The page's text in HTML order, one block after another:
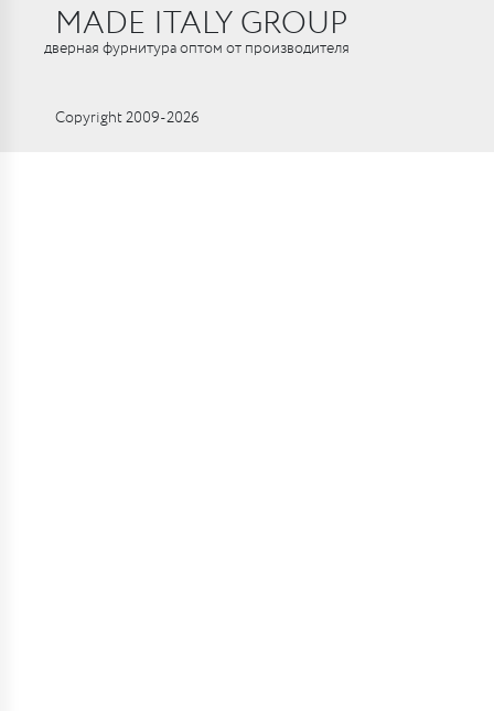
MADE ITALY GROUP
дверная фурнитура оптом от производителя
Copyright 2009-2026